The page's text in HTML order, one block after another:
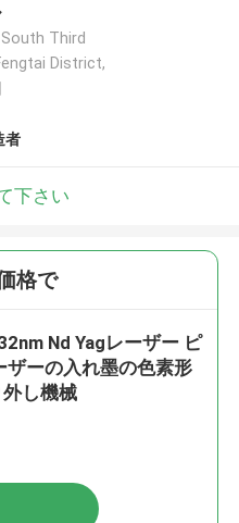
Third
District,
者
下さい
格で
Nd Yagレーザー ピ
ザーの入れ墨の色素形
し機械